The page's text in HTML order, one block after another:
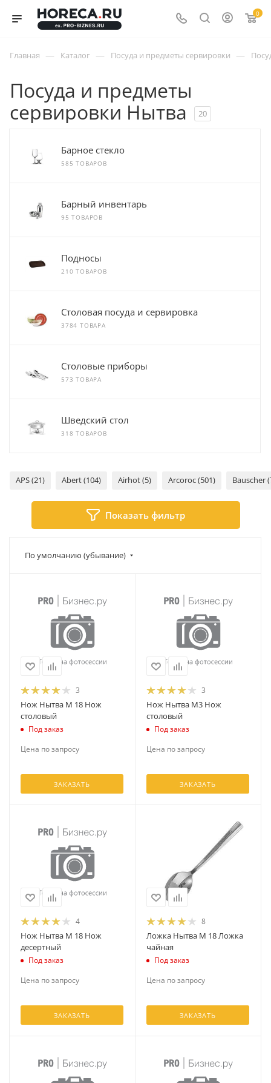
0
Главная — Каталог — Посуда и предметы сервировки —
Посуда и предметы
сервировки Нытва
20
Барное стекло
585 ТОВАРОВ
Барный инвентарь
95 ТОВАРОВ
Подносы
210 ТОВАРОВ
Столовая посуда и сервировка
3784 ТОВАРА
Столовые приборы
573 ТОВАРА
Шведский стол
318 ТОВАРОВ
APS (21) Abert (104) Airhot (5) Arcoroc (501) Bauscher
Показать фильтр
По умолчанию (убывание)
3
Нож Нытва М 18 Нож
столовый
Под заказ
Цена по запросу
ЗАКАЗАТЬ
3
Нож Нытва М3 Нож
столовый
Под заказ
Цена по запросу
ЗАКАЗАТЬ
4
Нож Нытва М 18 Нож
десертный
Под заказ
Цена по запросу
ЗАКАЗАТЬ
8
Ложка Нытва М 18 Ложка
чайная
Под заказ
Цена по запросу
ЗАКАЗАТЬ